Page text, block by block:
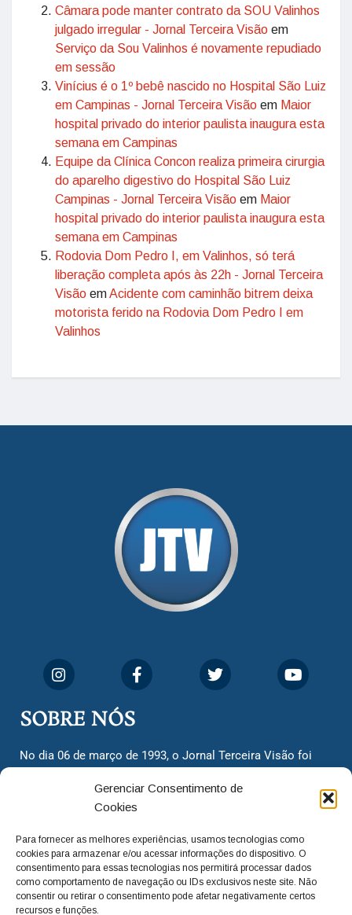
Gerenciar Consentimento de
Cookies
Para fornecer as melhores experiências, usamos tecnologias como
cookies para armazenar e/ou acessar informações do dispositivo. O
consentimento para essas tecnologias nos permitirá processar dados
como comportamento de navegação ou IDs exclusivos neste site. Não
consentir ou retirar o consentimento pode afetar negativamente certos
recursos e funções.
Câmara pode manter contrato da SOU Valinhos
julgado irregular - Jornal Terceira Visão em
Serviço da Sou Valinhos é novamente repudiado
em sessão
Vinícius é o 1º bebê nascido no Hospital São Luiz
em Campinas - Jornal Terceira Visão em Maior
hospital privado do interior paulista inaugura esta
semana em Campinas
Equipe da Clínica Concon realiza primeira cirurgia
do aparelho digestivo do Hospital São Luiz
Campinas - Jornal Terceira Visão em Maior
hospital privado do interior paulista inaugura esta
semana em Campinas
Rodovia Dom Pedro I, em Valinhos, só terá
liberação completa após às 22h - Jornal Terceira
Visão emAcidente com caminhão bitrem deixa
motorista ferido na Rodovia Dom Pedro I em
Valinhos
SOBRE NÓS
No dia 06 de março de 1993, o Jornal Terceira Visão foi
cidadãos valinhenses, já que naquela época só existiam
dois jornais. Há mais de 30 anos, o jornal continua
com o foco de trazer as melhores notícias. Nunca
deixamos de lado as necessidades do cidadão, sempre
questionando os órgãos públicos em busca de melhorias
para a cidade e sempre cobrando resoluções para casos